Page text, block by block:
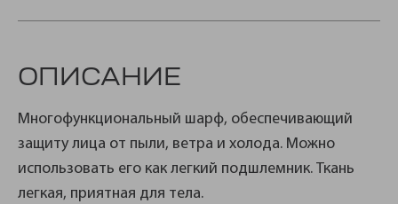
ОПИСАНИЕ
Многофункциональный шарф, обеспечивающий
защиту лица от пыли, ветра и холода. Можно
использовать его как легкий подшлемник. Ткань
легкая, приятная для тела.